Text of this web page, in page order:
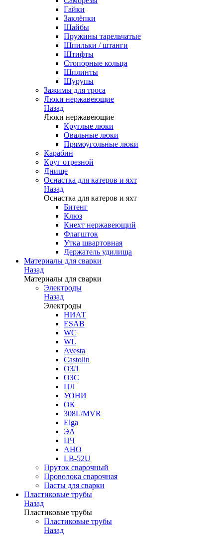
Гайки
Заклёпки
Шайбы
Пружины тарельчатые
Шпильки / штанги
Штифты
Стопорные кольца
Шплинты
Шурупы
Зажимы для троса
Люки нержавеющие
Назад
Люки нержавеющие
Круглые люки
Овальные люки
Прямоугольные люки
Карабин
Круг отрезной
Днище
Оснастка для катеров и яхт
Назад
Оснастка для катеров и яхт
Битенг
Клюз
Кнехт нержавеющий
Флагшток
Утка швартовная
Держатель удилища
Материалы для сварки
Назад
Материалы для сварки
Электроды
Назад
Электроды
НИАТ
ESAB
WC
WL
Avesta
Castolin
ОЗЛ
ОЗС
ЦЛ
УОНИ
ОК
308L/MVR
Elga
ЭА
ЦЧ
АНО
LB-52U
Пруток сварочный
Проволока сварочная
Пасты для сварки
Пластиковые трубы
Назад
Пластиковые трубы
Пластиковые трубы
Назад